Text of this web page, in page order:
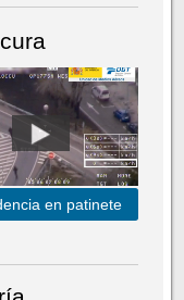
en patinete